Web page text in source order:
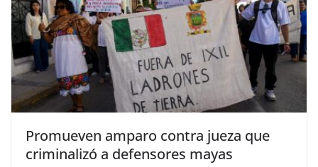
Promueven amparo contra jueza que
criminalizó a defensores mayas